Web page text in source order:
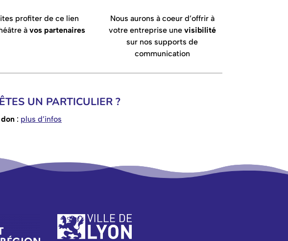
profiter de ce lien
à vos partenaires
Nous aurons à coeur d’offrir à
votre entreprise une visibilité
sur nos supports de
communication
UN PARTICULIER ?
: plus d’infos